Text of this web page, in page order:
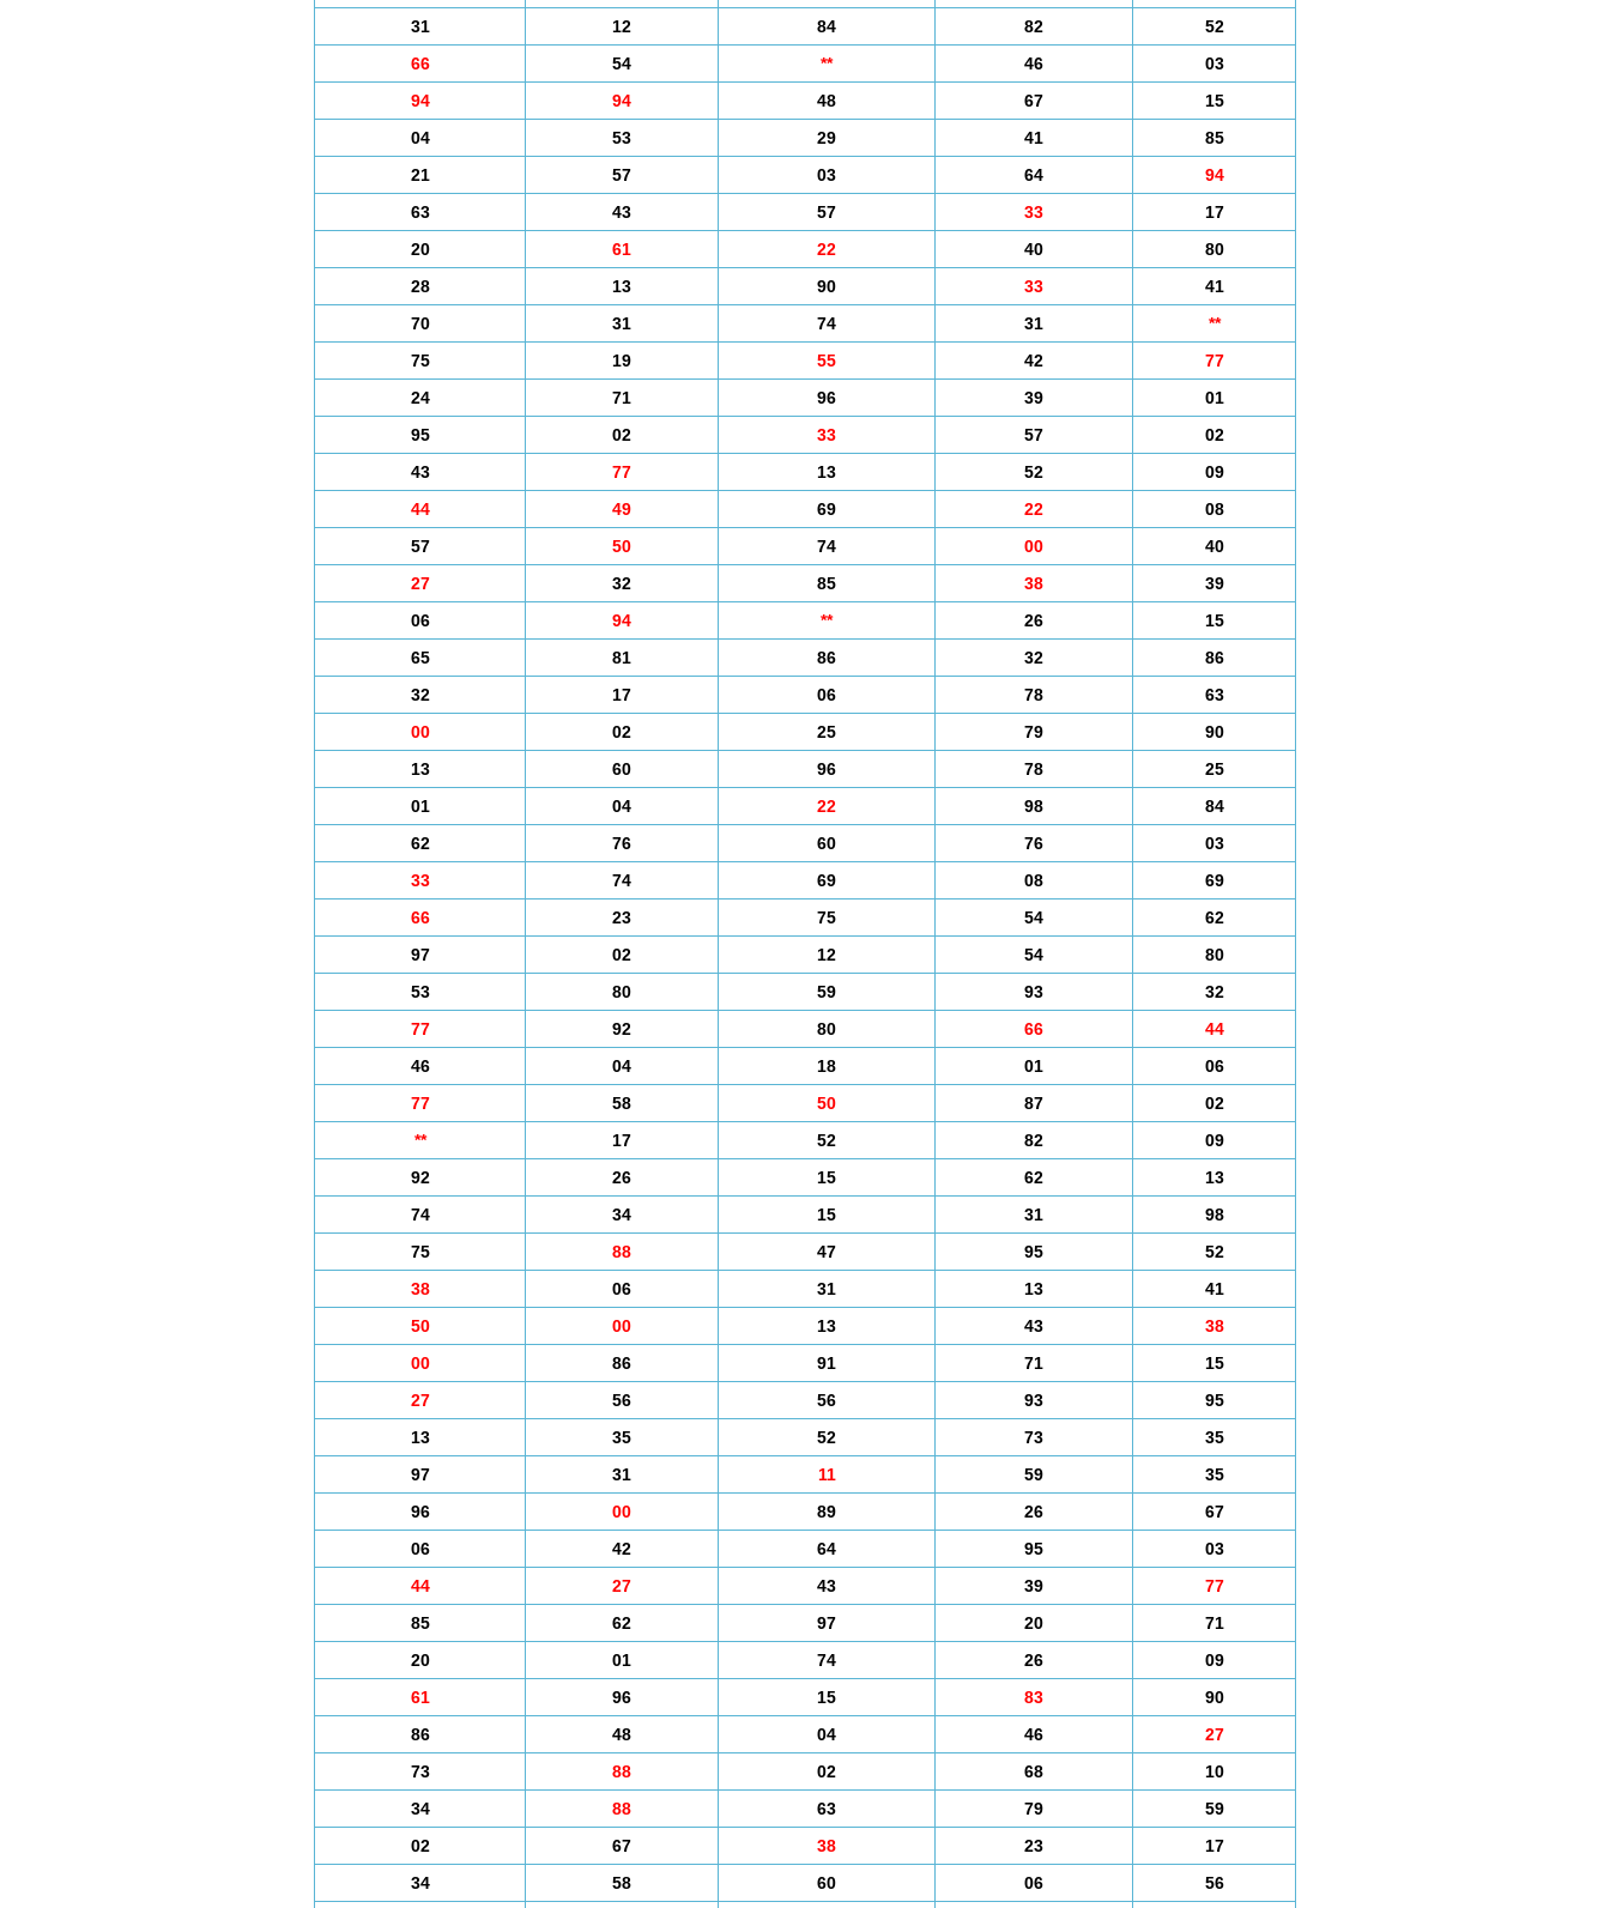
31
12 84 82
52
66
54 ** 46
03
94
94 48 67
15
04
53 29 41
85
21
57 03 64
94
63
43 57 33
17
20
61 22 40
80
28
13 90 33
41
70
31 74 31
**
75
19 55 42
77
24
71 96 39
01
95
02 33 57
02
43
77 13 52
09
44
49 69 22
08
57
50 74 00
40
27
32 85 38
39
06
94 ** 26
15
65
81 86 32
86
32
17 06 78
63
00
02 25 79
90
13
60 96 78
25
01
04 22 98
84
62
76 60 76
03
33
74 69 08
69
66
23 75 54
62
97
02 12 54
80
53
80 59 93
32
77
92 80 66
44
46
04 18 01
06
77
58 50 87
02
**
17 52 82
09
92
26 15 62
13
74
34 15 31
98
75
88 47 95
52
38
06 31 13
41
50
00 13 43
38
00
86 91 71
15
27
56 56 93
95
13
35 52 73
35
97
31 11 59
35
96
00 89 26
67
06
42 64 95
03
44
27 43 39
77
85
62 97 20
71
20
01 74 26
09
61
96 15 83
90
86
48 04 46
27
73
88 02 68
10
34
88 63 79
59
02
67 38 23
17
34
58 60 06 56